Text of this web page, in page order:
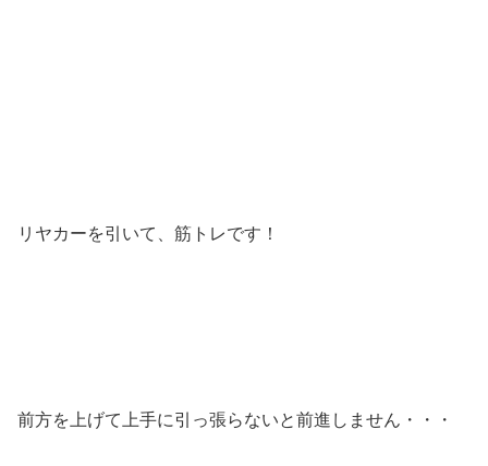
リヤカーを引いて、筋トレです！
前方を上げて上手に引っ張らないと前進しません・・・